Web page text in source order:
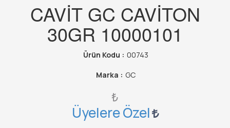
CAVİT GC CAVİTON
30GR 10000101
Ürün Kodu : 00743
Marka : GC
₺
Üyelere Özel